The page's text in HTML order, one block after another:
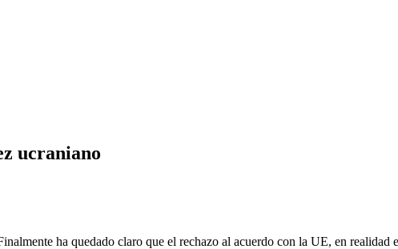
ucraniano
ha quedado claro que el rechazo al acuerdo con la UE, en realidad